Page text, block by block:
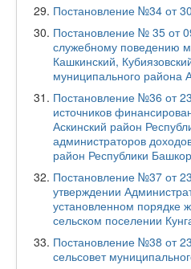
Постановление №34 от
Постановление № 35 от
служебному поведению
Кашкинский,
муниципального района
Постановление №36 от
источников
Аскинский район
администраторов
район Республики
Постановление №37 от
утверждении
установленном порядке
сельском поселении
Постановление №38 от
сельсовет